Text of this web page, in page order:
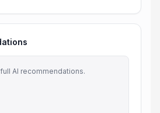
AI recommendations.